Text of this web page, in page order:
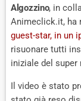
Algozzino, in
Animeclick.it, ha
guest-star, in un
risuonare tutti
iniziale del super
Il video è stato